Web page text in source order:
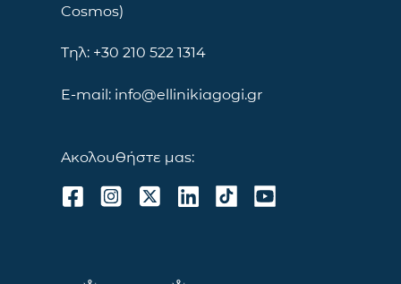
Cosmos)
Τηλ: +30 210 522 1314
E-mail: info@ellinikiagogi.gr
Ακολουθήστε μας: